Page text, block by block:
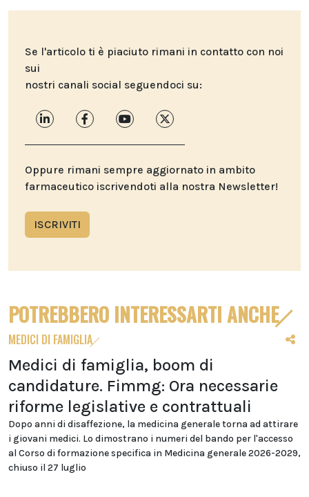
Se l'articolo ti è piaciuto rimani in contatto con noi
sui
nostri canali social seguendoci su:
Oppure rimani sempre aggiornato in ambito
farmaceutico iscrivendoti alla nostra Newsletter!
ISCRIVITI
POTREBBERO INTERESSARTI ANCHE
MEDICI DI FAMIGLIA
Medici di famiglia, boom di
candidature. Fimmg: Ora necessarie
riforme legislative e contrattuali
Dopo anni di disaffezione, la medicina generale torna ad attirare
i giovani medici. Lo dimostrano i numeri del bando per l'accesso
al Corso di formazione specifica in Medicina generale 2026-2029,
chiuso il 27 luglio